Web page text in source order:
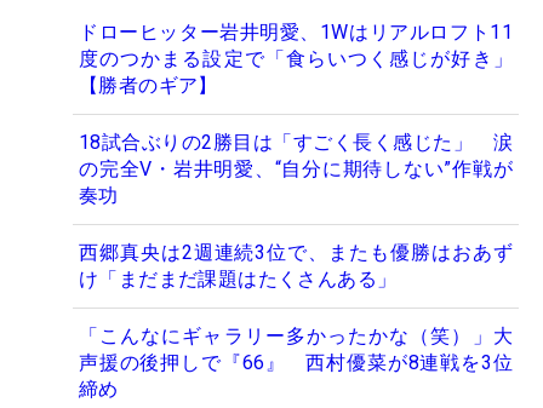
ドローヒッター岩井明愛、1Wはリアルロフト11
度のつかまる設定で「食らいつく感じが好き」
【勝者のギア】
18試合ぶりの2勝目は「すごく長く感じた」 涙
の完全V・岩井明愛、“自分に期待しない”作戦が
奏功
西郷真央は2週連続3位で、またも優勝はおあず
け「まだまだ課題はたくさんある」
「こんなにギャラリー多かったかな（笑）」大
声援の後押しで『66』 西村優菜が8連戦を3位
締め